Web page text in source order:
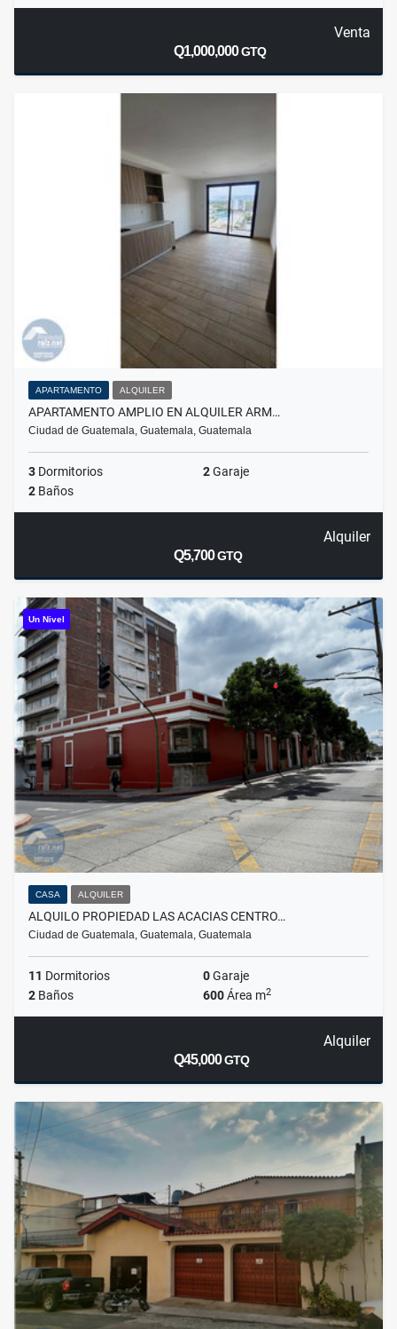
Venta
Q1,000,000GTQ
APARTAMENTO ALQUILER
APARTAMENTO AMPLIO EN ALQUILER ARM…
Ciudad de Guatemala, Guatemala, Guatemala
3 Dormitorios 2Garaje
2 Baños
Alquiler
Q5,700GTQ
Un Nivel
CASA ALQUILER
ALQUILO PROPIEDAD LAS ACACIAS CENTRO…
Ciudad de Guatemala, Guatemala, Guatemala
11 Dormitorios 0Garaje
2 Baños 600Área m2
Alquiler
Q45,000GTQ